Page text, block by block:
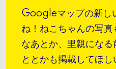
Googleマップの新し
ね！ねこちゃんの写
なあとか、里親にな
ととかも掲載してほ